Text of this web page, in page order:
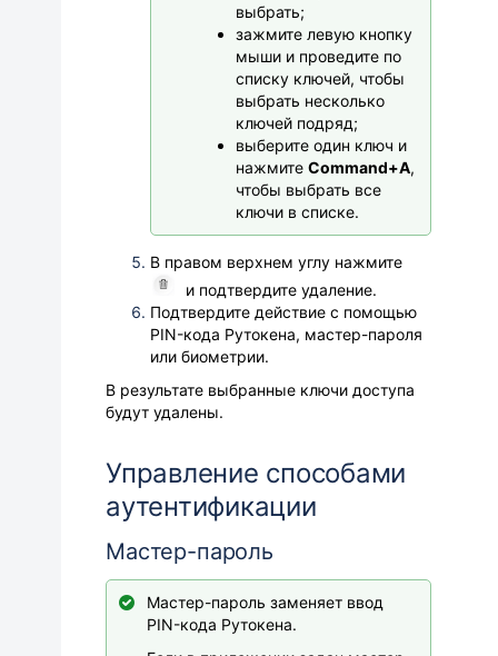
выбрать;
зажмите левую кнопку
мыши и проведите по
списку ключей, чтобы
выбрать несколько
ключей подряд;
выберите один ключ и
нажмите Command+A,
чтобы выбрать все
ключи в списке.
В правом верхнем углу нажмите
и подтвердите удаление.
Подтвердите действие с помощью
PIN-кода Рутокена, мастер-пароля
или биометрии.
В результате выбранные ключи доступа
будут удалены.
Управление способами
аутентификации
Мастер-пароль
Мастер-пароль заменяет ввод
PIN-кода Рутокена.